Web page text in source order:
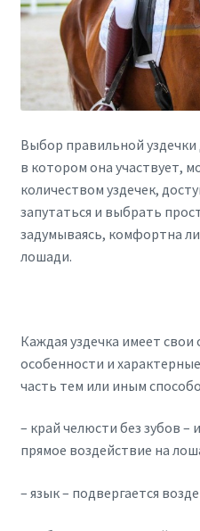
Выбор правильной
в котором она участвует,
количеством уздечек,
запутаться и выбрать
задумываясь, комфортна
лошади.
Каждая уздечка имеет
особенности и
часть тем или иным
– край челюсти без зубов –
прямое воздействие на
– язык – подвергается